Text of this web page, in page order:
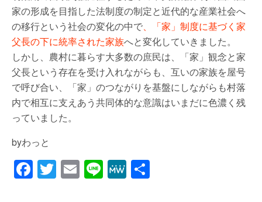
家の形成を目指した法制度の制定と近代的な産業社会へ
の移行という社会の変化の中で、「家」制度に基づく家
父長の下に統率された家族へと変化していきました。
しかし、農村に暮らす大多数の庶民は、「家」観念と家
父長という存在を受け入れながらも、互いの家族を屋号
で呼び合い、「家」のつながりを基盤にしながらも村落
内で相互に支えあう共同体的な意識はいまだに色濃く残
っていました。
byわっと
F
a
T
wi
E
m
Li
n
M
e